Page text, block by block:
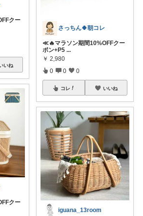
クー
いね
クー
さっちん🍀朝コレ
≪🔥マラソン期間10%OFFクー
ポン+P5 ...
￥ 2,980
0 0 0
コレ いいね
iguana_13room